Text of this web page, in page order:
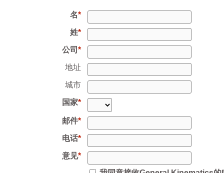
名
姓
公司
地址
城市
国家
邮件
电话
意见